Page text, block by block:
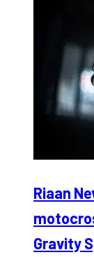
Riaan
Gravity